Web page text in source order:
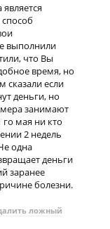
способ
выполнили
что Вы
время, но
сказали если
деньги, но
занимают
го мая ни кто
2 недель
одна
деньги
заранее
болезни.
ложный